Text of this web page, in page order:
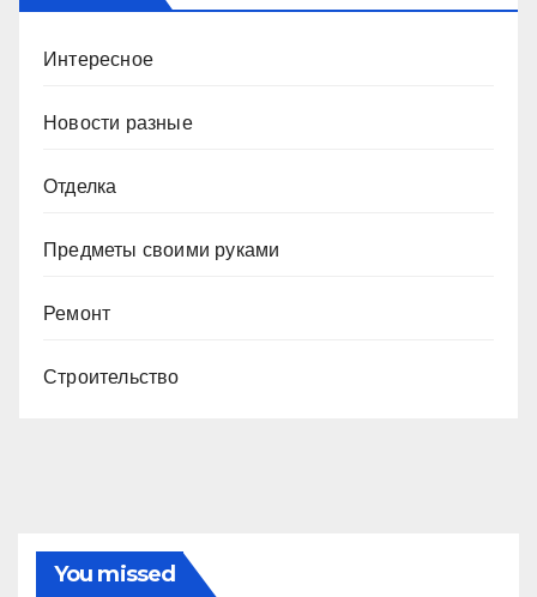
Интересное
Новости разные
Отделка
Предметы своими руками
Ремонт
Строительство
You missed